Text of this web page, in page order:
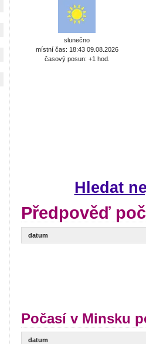
slunečno
místní čas: 18:43 09.08.2026
časový posun: +1 hod.
Hledat
Předpověď
datum
Počasí v Minsku
datum